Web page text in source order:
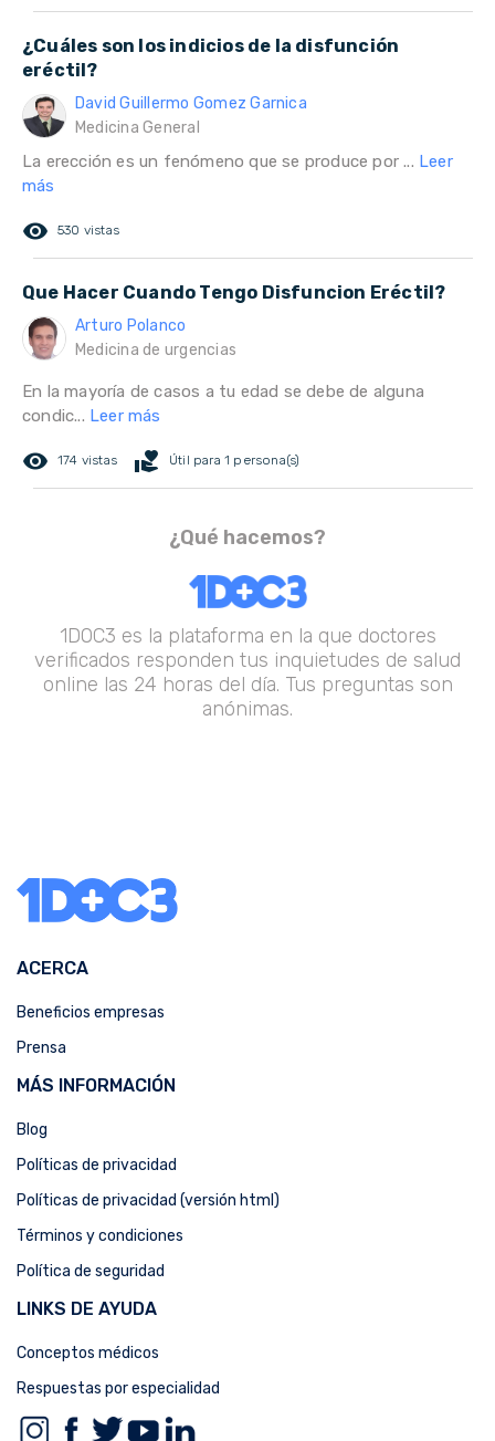
¿Cuáles son los indicios de la disfunción
eréctil?
David Guillermo Gomez Garnica
Medicina General
La erección es un fenómeno que se produce por ... Leer
más
remove_red_eye 530 vistas
Que Hacer Cuando Tengo Disfuncion Eréctil?
Arturo Polanco
Medicina de urgencias
En la mayoría de casos a tu edad se debe de alguna
condic... Leer más
remove_red_eye 174 vistas volunteer_activism Útil para 1 persona(s)
¿Qué hacemos?
1DOC3 es la plataforma en la que doctores
verificados responden tus inquietudes de salud
online las 24 horas del día. Tus preguntas son
anónimas.
ACERCA
Beneficios empresas
Prensa
MÁS INFORMACIÓN
Blog
Políticas de privacidad
Políticas de privacidad (versión html)
Términos y condiciones
Política de seguridad
LINKS DE AYUDA
Conceptos médicos
Respuestas por especialidad